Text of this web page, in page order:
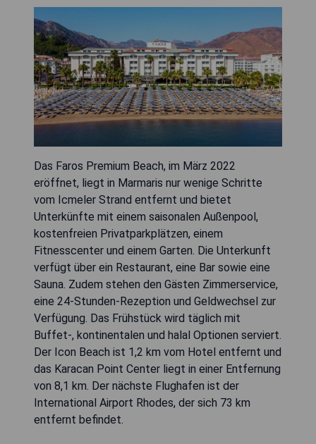
Das Faros Premium Beach, im März 2022
eröffnet, liegt in Marmaris nur wenige Schritte
vom Icmeler Strand entfernt und bietet
Unterkünfte mit einem saisonalen Außenpool,
kostenfreien Privatparkplätzen, einem
Fitnesscenter und einem Garten. Die Unterkunft
verfügt über ein Restaurant, eine Bar sowie eine
Sauna. Zudem stehen den Gästen Zimmerservice,
eine 24-Stunden-Rezeption und Geldwechsel zur
Verfügung. Das Frühstück wird täglich mit
Buffet-, kontinentalen und halal Optionen serviert.
Der Icon Beach ist 1,2 km vom Hotel entfernt und
das Karacan Point Center liegt in einer Entfernung
von 8,1 km. Der nächste Flughafen ist der
International Airport Rhodes, der sich 73 km
entfernt befindet.